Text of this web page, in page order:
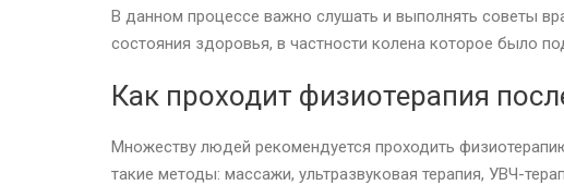
В данном процессе важно слушать и выполнять советы
состояния здоровья, в частности колена которое было
Как проходит физиотерапия
Множеству людей рекомендуется проходить
такие методы: массажи, ультразвуковая терапия, УВЧ-